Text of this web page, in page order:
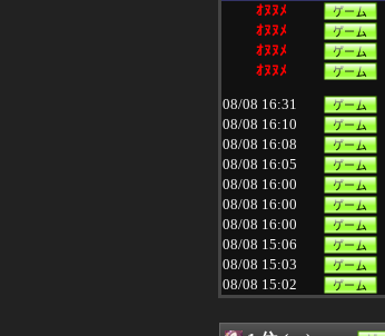
ｵﾇﾇﾒ
ｵﾇﾇﾒ
ｵﾇﾇﾒ
ｵﾇﾇﾒ
08/08 16:31
08/08 16:10
08/08 16:08
08/08 16:05
08/08 16:00
08/08 16:00
08/08 16:00
08/08 15:06
08/08 15:03
08/08 15:02
08/08 15:01